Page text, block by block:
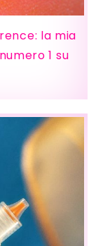
la mia
1 su